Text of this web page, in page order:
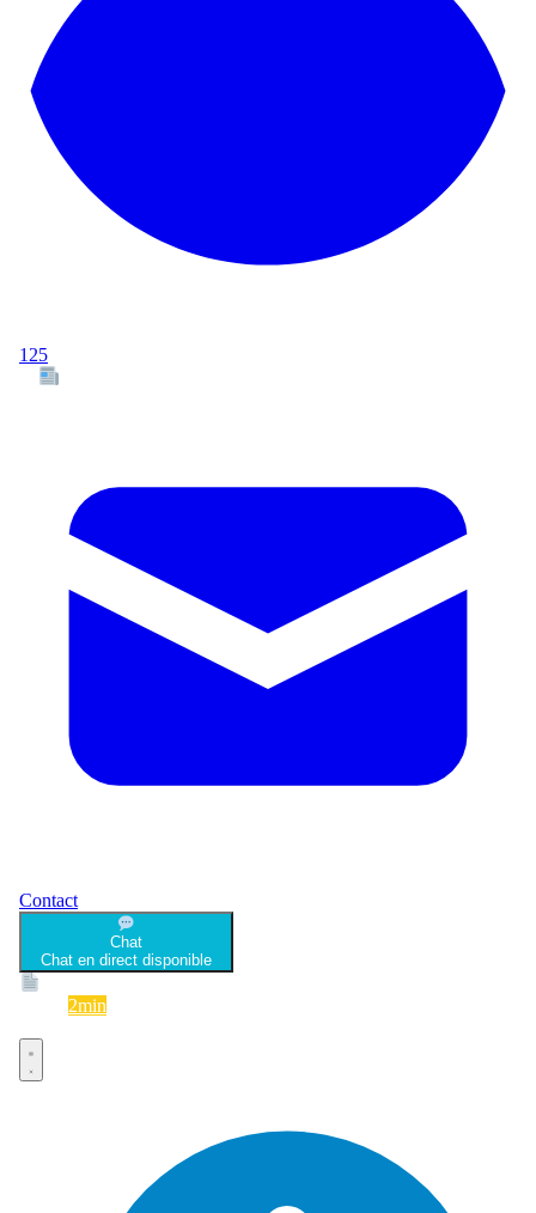
125
Contact
Chat
Chat en direct disponible
2min